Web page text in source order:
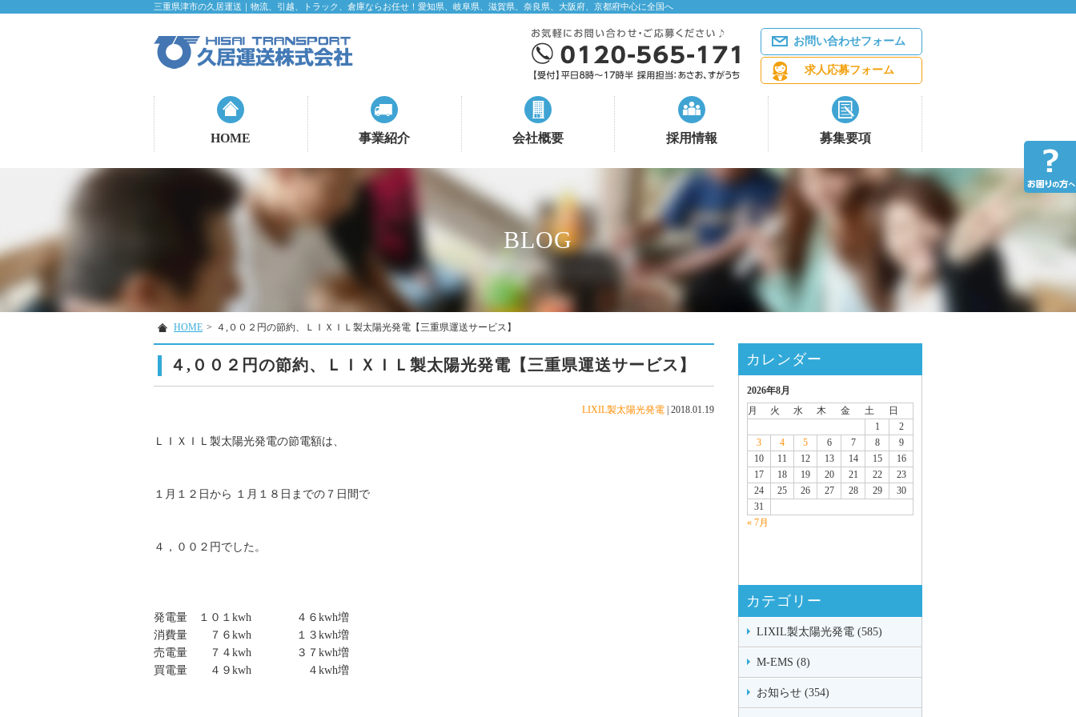
三重県津市の久居運送｜物流、引越、トラック、倉庫ならお任せ！愛知県、岐阜県、滋賀県、奈良県、大阪府、京都府中心に全国へ
お問い合わせフォーム
求人応募フォーム
HOME 事業紹介 会社概要 採用情報 募集要項
BLOG
HOME > ４,００２円の節約、ＬＩＸＩＬ製太陽光発電【三重県運送サービス】
４,００２円の節約、ＬＩＸＩＬ製太陽光発電【三重県運送サービス】
LIXIL製太陽光発電 2018.01.19
ＬＩＸＩＬ製太陽光発電の節電額は、
１月１２日から １月１８日までの７日間で
４，００２円でした。
発電量 １０１kwh ４６kwh増
消費量 ７６kwh １３kwh増
売電量 ７４kwh ３７kwh増
買電量 ４９kwh ４kwh増
カレンダー
2026年8月
月
火 水 木 金 土
日
1
2
3
4 5 6 7 8
9
10
11 12 13 14 15
16
17
18 19 20 21 22
23
24
25 26 27 28 29
30
31
« 7月
カテゴリー
LIXIL製太陽光発電 (585)
M-EMS (8)
お知らせ (354)